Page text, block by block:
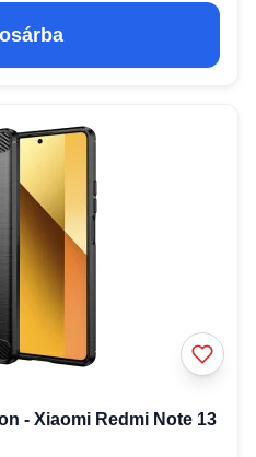
- Xiaomi Redmi Note 13